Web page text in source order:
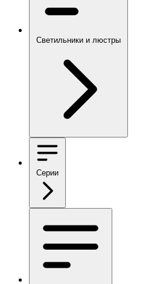
Светильники и люстры
Серии